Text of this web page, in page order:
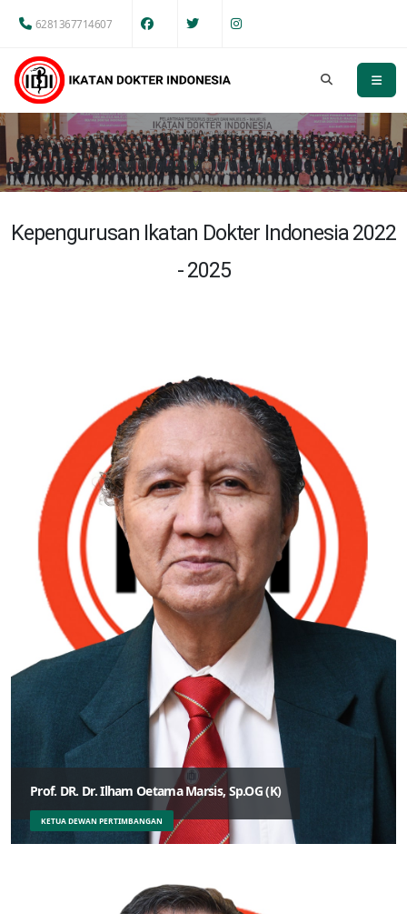
6281367714607
Kepengurusan Ikatan Dokter Indonesia 2022
- 2025
Prof. DR. Dr. Ilham Oetama Marsis, Sp.OG (K)
KETUA DEWAN PERTIMBANGAN